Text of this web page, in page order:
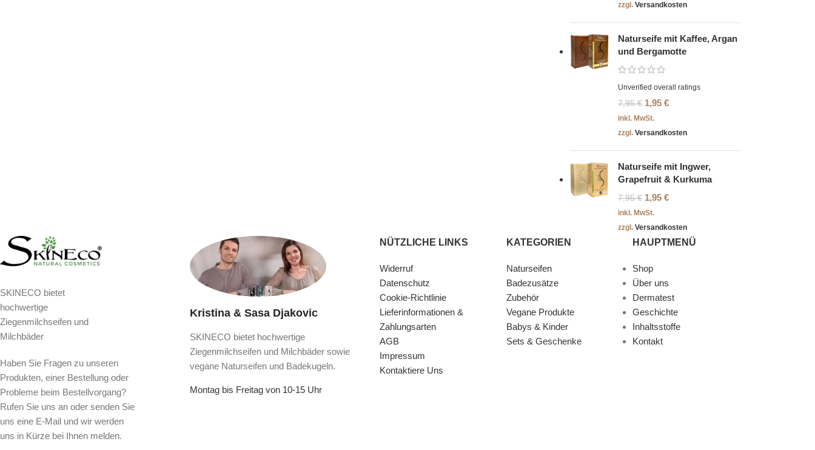
zzgl. Versandkosten
Naturseife mit Kaffee, Argan
und Bergamotte
Unverified overall ratings
7,95€ 1,95 €
inkl. MwSt.
zzgl. Versandkosten
Naturseife mit Ingwer,
Grapefruit & Kurkuma
7,95€ 1,95 €
inkl. MwSt.
zzgl. Versandkosten
SKINECO bietet
hochwertige
Ziegenmilchseifen und
Milchbäder
Haben Sie Fragen zu unseren
Produkten, einer Bestellung oder
Probleme beim Bestellvorgang?
Rufen Sie uns an oder senden Sie
uns eine E-Mail und wir werden
uns in Kürze bei Ihnen melden.
Kristina & Sasa Djakovic
SKINECO bietet hochwertige
Ziegenmilchseifen und Milchbäder sowie
vegane Naturseifen und Badekugeln.
Montag bis Freitag von 10-15 Uhr
NÜTZLICHE LINKS
Widerruf
Datenschutz
Cookie-Richtlinie
Lieferinformationen &
Zahlungsarten
AGB
Impressum
Kontaktiere Uns
KATEGORIEN
Naturseifen
Badezusätze
Zubehör
Vegane Produkte
Babys & Kinder
Sets & Geschenke
HAUPTMENÜ
Shop
Über uns
Dermatest
Geschichte
Inhaltsstoffe
Kontakt